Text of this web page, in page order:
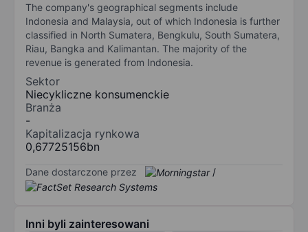
The company's geographical segments include
Indonesia and Malaysia, out of which Indonesia is further
classified in North Sumatera, Bengkulu, South Sumatera,
Riau, Bangka and Kalimantan. The majority of the
revenue is generated from Indonesia.
Sektor
Niecykliczne konsumenckie
Branża
-
Kapitalizacja rynkowa
0,67725156bn
Dane dostarczone przez /
Inni byli zainteresowani